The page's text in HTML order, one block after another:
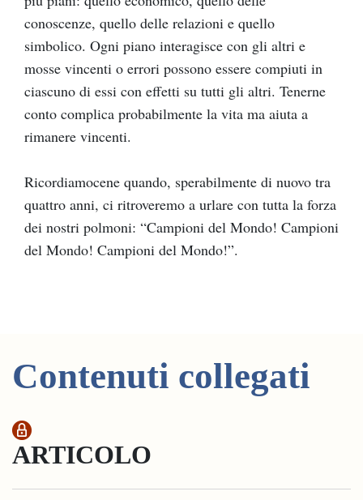
conoscenze, quello delle relazioni e quello
simbolico. Ogni piano interagisce con gli altri e
mosse vincenti o errori possono essere compiuti in
ciascuno di essi con effetti su tutti gli altri. Tenerne
conto complica probabilmente la vita ma aiuta a
rimanere vincenti.
Ricordiamocene quando, sperabilmente di nuovo tra
quattro anni, ci ritroveremo a urlare con tutta la forza
dei nostri polmoni: “Campioni del Mondo! Campioni
del Mondo! Campioni del Mondo!”.
Contenuti collegati
ARTICOLO